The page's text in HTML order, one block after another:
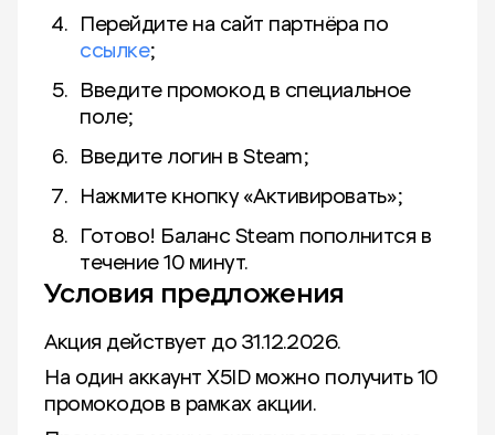
Перейдите на сайт партнёра по
ссылке;
Введите промокод в специальное
поле;
Введите логин в Steam;
Нажмите кнопку «Активировать»;
Готово! Баланс Steam пополнится в
течение 10 минут.
Условия предложения
Акция действует до 31.12.2026.
На один аккаунт X5ID можно получить 10
промокодов в рамках акции.